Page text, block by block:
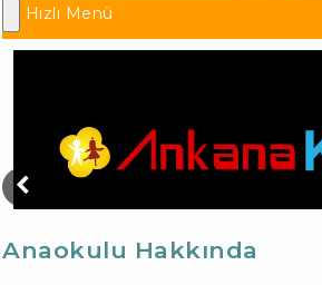
Hızlı Menü
Anaokulu Hakkında